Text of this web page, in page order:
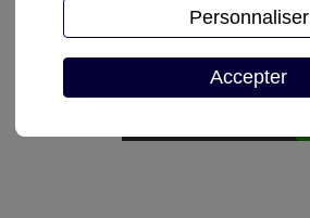
Demande de devis
Accepter
Personnaliser